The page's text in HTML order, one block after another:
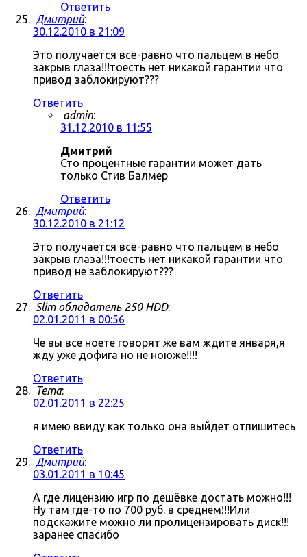
Ответить
Дмитрий:
30.12.2010 в 21:09
Это получается всё-равно что пальцем в небо
закрыв глаза!!!тоесть нет никакой гарантии что
привод заблокируют???
Ответить
admin:
31.12.2010 в 11:55
Дмитрий
Сто процентные гарантии может дать
только Стив Балмер
Ответить
Дмитрий:
30.12.2010 в 21:12
Это получается всё-равно что пальцем в небо
закрыв глаза!!!тоесть нет никакой гарантии что
привод не заблокируют???
Ответить
Slim обладатель 250 HDD:
02.01.2011 в 00:56
Че вы все ноете говорят же вам ждите января,я
жду уже дофига но не ноюже!!!!
Ответить
Tema:
02.01.2011 в 22:25
я имею ввиду как только она выйдет отпишитесь
Ответить
Дмитрий:
03.01.2011 в 10:45
А где лицензию игр по дешёвке достать можно!!!
Ну там где-то по 700 руб. в среднем!!!Или
подскажите можно ли пролицензировать диск!!!
заранее спасибо